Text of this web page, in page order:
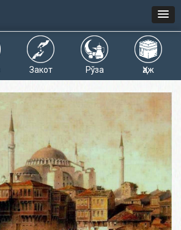
Закот Рўза Ҳаж